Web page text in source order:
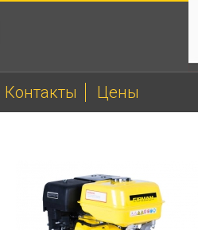
Контакты Цены